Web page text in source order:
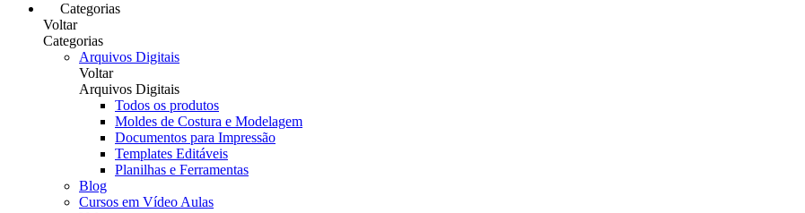
Categorias
Voltar
Categorias
Arquivos Digitais
Voltar
Arquivos Digitais
Todos os produtos
Moldes de Costura e Modelagem
Documentos para Impressão
Templates Editáveis
Planilhas e Ferramentas
Blog
Cursos em Vídeo Aulas